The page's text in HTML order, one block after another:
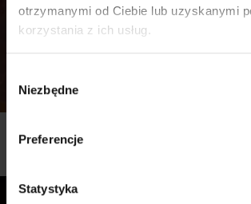
otrzymanymi od Ciebie lub uzyskanymi
korzystania z ich usług.
zgody
Niezbędne
Preferencje
Statystyka
PRZEPIS WEBER - SZASZŁYK Z DYNIĄ